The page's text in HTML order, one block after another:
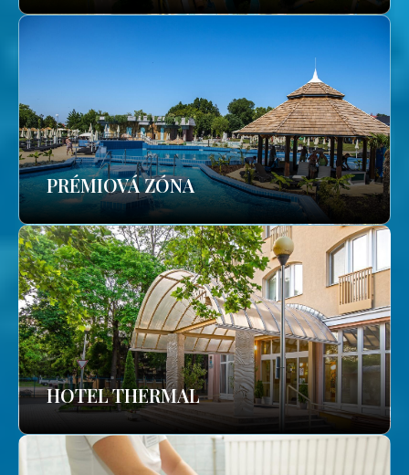
PRÉMIOVÁ ZÓNA
HOTEL THERMAL